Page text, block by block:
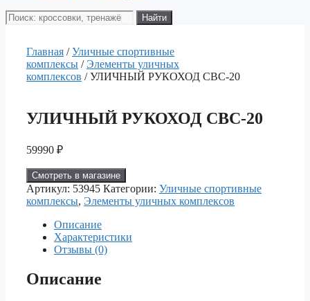
Поиск
товаров
Найти
Главная /Уличные спортивные
комплексы / Элементы уличных
комплексов / УЛИЧНЫЙ РУКОХОД СВС-20
УЛИЧНЫЙ РУКОХОД СВС-20
59990 ₽
Смотреть в магазине
Артикул: 53945 Категории: Уличные спортивные
комплексы, Элементы уличных комплексов
Описание
Характеристики
Отзывы (0)
Описание